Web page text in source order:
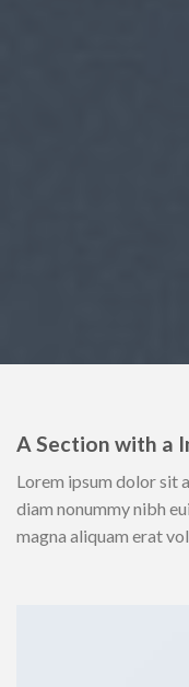
A Section with a
Lorem ipsum dolor sit
diam nonummy nibh
magna aliquam erat